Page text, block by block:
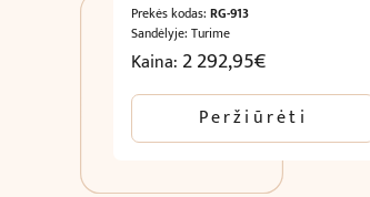
Prekės kodas: RG-913
Sandėlyje: Turime
Kaina: 2 292,95€
Peržiūrėti